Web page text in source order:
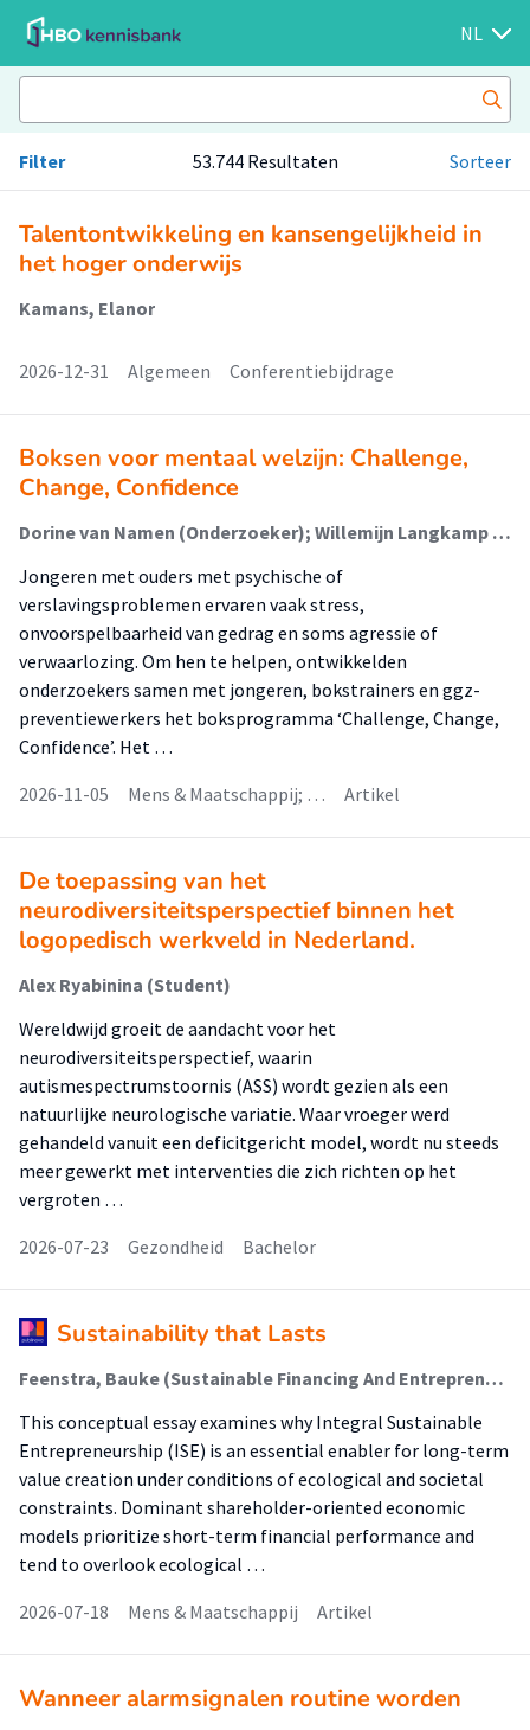
NL
Filter 53.744 Resultaten Sorteer
Talentontwikkeling en kansengelijkheid in
het hoger onderwijs
Kamans, Elanor
2026-12-31 Algemeen Conferentiebijdrage
Boksen voor mentaal welzijn: Challenge,
Change, Confidence
Dorine van Namen (Onderzoeker); Willemijn Langkamp (Lid Lectoraat)
Jongeren met ouders met psychische of
verslavingsproblemen ervaren vaak stress,
onvoorspelbaarheid van gedrag en soms agressie of
verwaarlozing. Om hen te helpen, ontwikkelden
onderzoekers samen met jongeren, bokstrainers en ggz-
preventiewerkers het boksprogramma ‘Challenge, Change,
Confidence’. Het …
2026-11-05
Mens & Maatschappij; … Artikel
De toepassing van het
neurodiversiteitsperspectief binnen het
logopedisch werkveld in Nederland.
Alex Ryabinina (Student)
Wereldwijd groeit de aandacht voor het
neurodiversiteitsperspectief, waarin
autismespectrumstoornis (ASS) wordt gezien als een
natuurlijke neurologische variatie. Waar vroeger werd
gehandeld vanuit een deficitgericht model, wordt nu steeds
meer gewerkt met interventies die zich richten op het
vergroten …
2026-07-23
Gezondheid Bachelor
Sustainability that Lasts
Feenstra, Bauke (Sustainable Financing And Entrepreneurship); Rijsdijk, Liesbeth; Dommerholt, Egbert
This conceptual essay examines why Integral Sustainable
Entrepreneurship (ISE) is an essential enabler for long-term
value creation under conditions of ecological and societal
constraints. Dominant shareholder-oriented economic
models prioritize short-term financial performance and
tend to overlook ecological …
2026-07-18
Mens & Maatschappij Artikel
Wanneer alarmsignalen routine worden